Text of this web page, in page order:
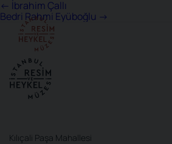
Yazı
gezinmesi
← İbrahim Çallı
Bedri Rahmi Eyüboğlu →
Kılıçali Paşa Mahallesi